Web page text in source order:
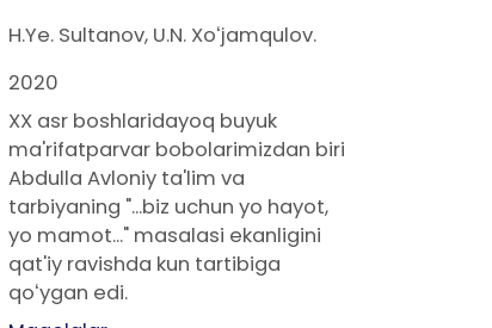
H.Ye. Sultanov, U.N. Xoʻjamqulov.
2020
XX asr boshlaridayoq buyuk
ma'rifatparvar bobolarimizdan biri
Abdulla Avloniy ta'lim va
tarbiyaning "...biz uchun yo hayot,
yo mamot..." masalasi ekanligini
qat'iy ravishda kun tartibiga
qoʻygan edi.